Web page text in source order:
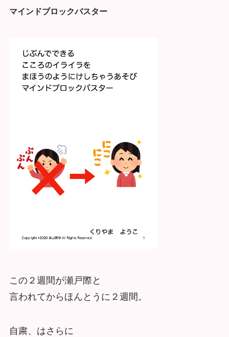
マインドブロックバスター
この２週間が瀬戸際と
言われてからほんとうに２週間。
自粛、はさらに